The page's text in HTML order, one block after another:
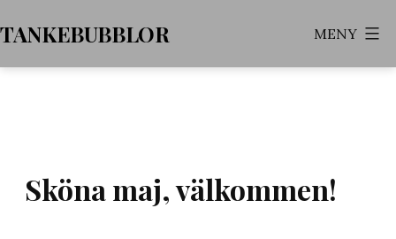
till
innehåll
TANKEBUBBLOR MENY
Sköna maj, välkommen!